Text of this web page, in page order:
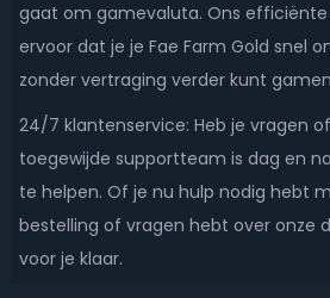
gaat om gamevaluta. Ons
ervoor dat je je Fae Farm Gold snel
zonder vertraging verder kunt
24/7 klantenservice: Heb je vragen
toegewijde supportteam is dag en
te helpen. Of je nu hulp nodig hebt
bestelling of vragen hebt over onze
voor je klaar.